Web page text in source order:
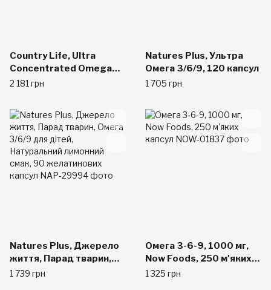
Country Life, Ultra
Concentrated Omega
3•6•9 Complete, Lemon
2 181 грн
Natures Plus, Ультра
Омега 3/6/9, 120 капсул
1 705 грн
Natures Plus, Джерело
життя, Парад тварин,
Омега 3/6/9 для дітей,
1 739 грн
Омега 3-6-9, 1000 мг,
Now Foods, 250 м'яких
капсул
1 325 грн